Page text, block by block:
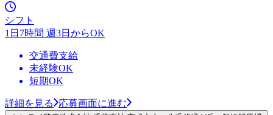
シフト
1日7時間 週3日からOK
交通費支給
未経験OK
短期OK
詳細を見る 応募画面に進む